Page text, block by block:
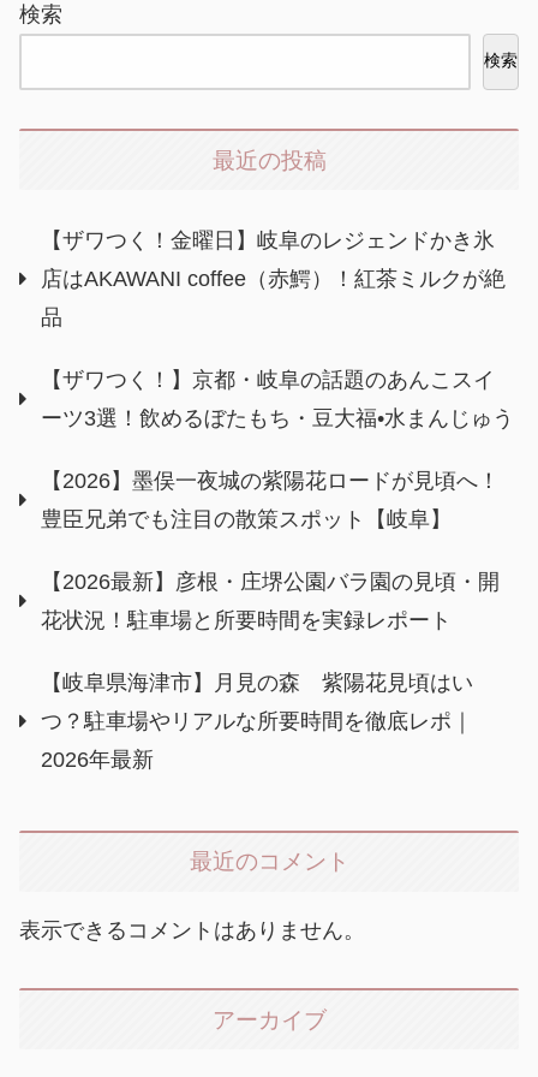
検索
検索
最近の投稿
【ザワつく！金曜日】岐阜のレジェンドかき氷
店はAKAWANI coffee（赤鰐）！紅茶ミルクが絶
品
【ザワつく！】京都・岐阜の話題のあんこスイ
ーツ3選！飲めるぼたもち・豆大福•水まんじゅう
【2026】墨俣一夜城の紫陽花ロードが見頃へ！
豊臣兄弟でも注目の散策スポット【岐阜】
【2026最新】彦根・庄堺公園バラ園の見頃・開
花状況！駐車場と所要時間を実録レポート
【岐阜県海津市】月見の森 紫陽花見頃はい
つ？駐車場やリアルな所要時間を徹底レポ｜
2026年最新
最近のコメント
表示できるコメントはありません。
アーカイブ